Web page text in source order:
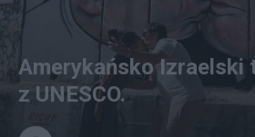
Amerykańsko Izraelski
z UNESCO.